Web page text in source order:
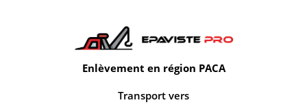
Enlèvement en région PACA
Transport vers